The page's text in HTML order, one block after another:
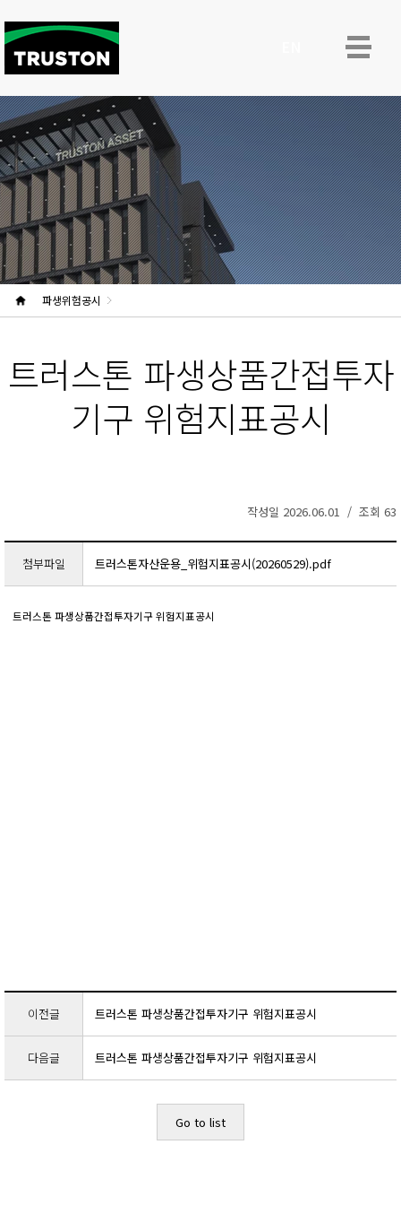
파생위험공시
트러스톤 파생상품간접투자
기구 위험지표공시
작성일 2026.06.01 / 조회 63
첨부파일 트러스톤자산운용_위험지표공시(20260529).pdf
트러스톤 파생상품간접투자기구 위험지표공시
이전글 트러스톤 파생상품간접투자기구 위험지표공시
다음글 트러스톤 파생상품간접투자기구 위험지표공시
Go to list